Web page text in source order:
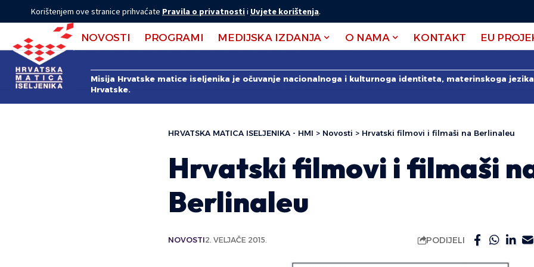
Korištenjem ove stranice prihvaćate Pravila o privatnostii Uvjete korištenja.
NOVOSTI PROGRAMI MEDIJSKA IZDANJA O NAMA KONTAKT EU
Misija Hrvatske matice iseljenika je očuvanje nacionalnoga i kulturnoga identiteta, materinskoga
Hrvatske.
HRVATSKA MATICA ISELJENIKA - HMI > Novosti > Hrvatski filmovi i filmaši na Berlinaleu
Hrvatski filmovi i filmaši
Berlinaleu
NOVOSTI2. VELJAČE 2015. PODIJELI